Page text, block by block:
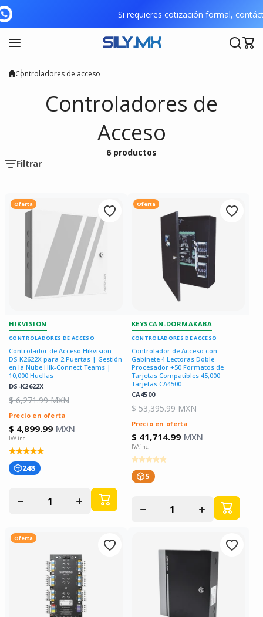
Saltar al contenido
Si requieres cotización formal,
Controladores de acceso
Controladores de
Acceso
Filtrar
6 productos
Oferta
HIKVISION
CONTROLADORES DE ACCESO
DS-K2622X
Controlador de Acceso Hikvision
DS-K2622X para 2 Puertas | Gestión
en la Nube Hik-Connect Teams |
10,000 Huellas
$ 6,271.99 MXN
Precio en oferta
$ 4,899.99 MXN
248
cantidad
Aumentar
cantidad
para
Oferta
KEYSCAN-DORMAKABA
CONTROLADORES DE ACCESO
CA4500
Controlador de Acceso con
Gabinete 4 Lectoras Doble
Procesador +50 Formatos de
Tarjetas Compatibles 45,000
Tarjetas CA4500
$ 53,395.99 MXN
Precio en oferta
$ 41,714.99 MXN
5
cantidad
Aumentar
cantidad
para
Oferta